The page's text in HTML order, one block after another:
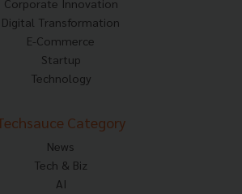
Corporate Innovation
Digital Transformation
E-Commerce
Startup
Technology
Category
News
Tech & Biz
AI